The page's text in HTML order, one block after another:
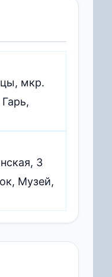
мкр.
3
Музей,